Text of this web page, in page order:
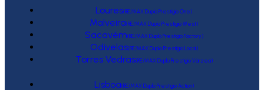
Loures(RE/MAX Duplo Prestígio One)
Malveira(RE/MAX Duplo Prestígio West)
Sacavém(RE/MAX Duplo Prestígio Factory)
Odivelas(RE/MAX Duplo Prestígio Local)
Torres Vedras(RE/MAX Duplo Prestígio Várzea)
Lisboa(RE/MAX Duplo Prestígio Action)